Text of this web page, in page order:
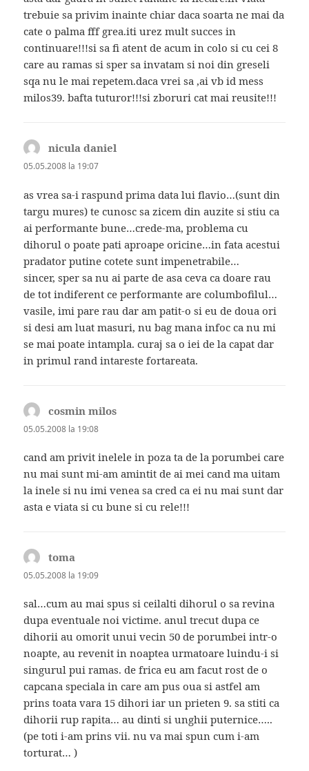
trebuie sa privim inainte chiar daca soarta ne mai da
cate o palma fff grea.iti urez mult succes in
continuare!!!si sa fi atent de acum in colo si cu cei 8
care au ramas si sper sa invatam si noi din greseli
sqa nu le mai repetem.daca vrei sa ,ai vb id mess
milos39. bafta tuturor!!!si zboruri cat mai reusite!!!
nicula daniel
05.05.2008 la 19:07
as vrea sa-i raspund prima data lui flavio…(sunt din
targu mures) te cunosc sa zicem din auzite si stiu ca
ai performante bune…crede-ma, problema cu
dihorul o poate pati aproape oricine…in fata acestui
pradator putine cotete sunt impenetrabile…
sincer, sper sa nu ai parte de asa ceva ca doare rau
de tot indiferent ce performante are columbofilul…
vasile, imi pare rau dar am patit-o si eu de doua ori
si desi am luat masuri, nu bag mana infoc ca nu mi
se mai poate intampla. curaj sa o iei de la capat dar
in primul rand intareste fortareata.
cosmin milos
05.05.2008 la 19:08
cand am privit inelele in poza ta de la porumbei care
nu mai sunt mi-am amintit de ai mei cand ma uitam
la inele si nu imi venea sa cred ca ei nu mai sunt dar
asta e viata si cu bune si cu rele!!!
toma
05.05.2008 la 19:09
sal…cum au mai spus si ceilalti dihorul o sa revina
dupa eventuale noi victime. anul trecut dupa ce
dihorii au omorit unui vecin 50 de porumbei intr-o
noapte, au revenit in noaptea urmatoare luindu-i si
singurul pui ramas. de frica eu am facut rost de o
capcana speciala in care am pus oua si astfel am
prins toata vara 15 dihori iar un prieten 9. sa stiti ca
dihorii rup rapita… au dinti si unghii puternice…..
(pe toti i-am prins vii. nu va mai spun cum i-am
torturat… )